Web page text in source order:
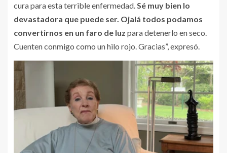
cura para esta terrible enfermedad.Sé muy bien lo
devastadora que puede ser. Ojalá todos podamos
convertirnos en un faro de luz para detenerlo en seco.
Cuenten conmigo como un hilo rojo. Gracias”, expresó.